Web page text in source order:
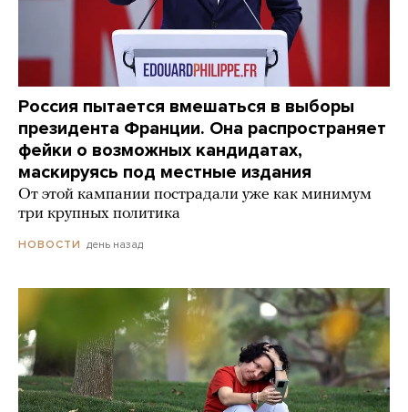
Россия пытается вмешаться в выборы
президента Франции. Она распространяет
фейки о возможных кандидатах,
маскируясь под местные издания
От этой кампании пострадали уже как минимум
три крупных политика
НОВОСТИ день назад